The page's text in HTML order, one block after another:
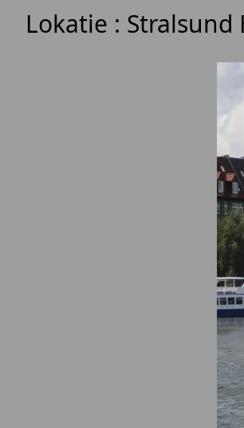
Lokatie : Stralsund